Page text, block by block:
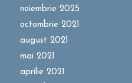
noiembrie 2025
octombrie 2021
august 2021
mai 2021
aprilie 2021